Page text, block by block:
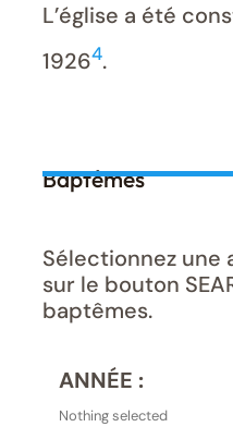
L’église a été
19264.
Baptêmes
Sélectionnez une
sur le bouton
baptêmes.
ANNÉE :
Nothing selected